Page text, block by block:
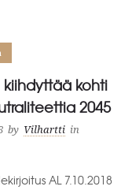
kiihdyttää kohti
2045
by Vilhartti in
AL 7.10.2018